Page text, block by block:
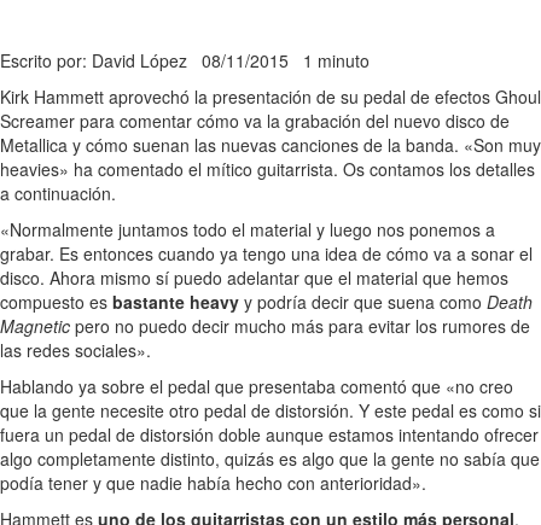
Escrito por: David López 08/11/2015 1 minuto
Kirk Hammett aprovechó la presentación de su pedal de efectos Ghoul
Screamer para comentar cómo va la grabación del nuevo disco de
Metallica y cómo suenan las nuevas canciones de la banda. «Son muy
heavies» ha comentado el mítico guitarrista. Os contamos los detalles
a continuación.
«Normalmente juntamos todo el material y luego nos ponemos a
grabar. Es entonces cuando ya tengo una idea de cómo va a sonar el
disco. Ahora mismo sí puedo adelantar que el material que hemos
compuesto es bastante heavy y podría decir que suena como Death
Magnetic pero no puedo decir mucho más para evitar los rumores de
las redes sociales».
Hablando ya sobre el pedal que presentaba comentó que «no creo
que la gente necesite otro pedal de distorsión. Y este pedal es como si
fuera un pedal de distorsión doble aunque estamos intentando ofrecer
algo completamente distinto, quizás es algo que la gente no sabía que
podía tener y que nadie había hecho con anterioridad».
Hammett es uno de los guitarristas con un estilo más personal.